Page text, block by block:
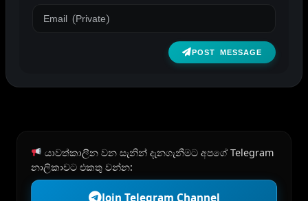
POST MESSAGE
යාවත්කාලීන වන සැනින් දැනගැනීමට අපගේ Telegram
නාලිකාවට එකතු වන්න:
Join Telegram Channel